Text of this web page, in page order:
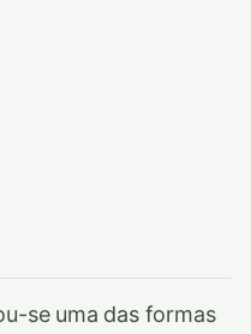
se uma das formas